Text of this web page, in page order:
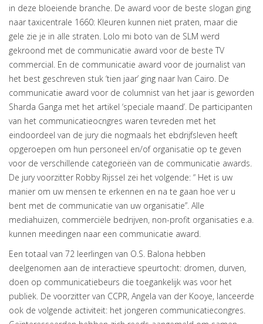
in deze bloeiende branche. De award voor de beste slogan ging
naar taxicentrale 1660: Kleuren kunnen niet praten, maar die
gele zie je in alle straten. Lolo mi boto van de SLM werd
gekroond met de communicatie award voor de beste TV
commercial. En de communicatie award voor de journalist van
het best geschreven stuk ‘tien jaar’ ging naar Ivan Cairo. De
communicatie award voor de columnist van het jaar is geworden
Sharda Ganga met het artikel ‘speciale maand’. De participanten
van het communicatieocngres waren tevreden met het
eindoordeel van de jury die nogmaals het ebdrijfsleven heeft
opgeroepen om hun personeel en/of organisatie op te geven
voor de verschillende categorieën van de communicatie awards.
De jury voorzitter Robby Rijssel zei het volgende: “ Het is uw
manier om uw mensen te erkennen en na te gaan hoe ver u
bent met de communicatie van uw organisatie”. Alle
mediahuizen, commerciële bedrijven, non-profit organisaties e.a.
kunnen meedingen naar een communicatie award.
Een totaal van 72 leerlingen van O.S. Balona hebben
deelgenomen aan de interactieve speurtocht: dromen, durven,
doen op communicatiebeurs die toegankelijk was voor het
publiek. De voorzitter van CCPR, Angela van der Kooye, lanceerde
ook de volgende activiteit: het jongeren communicatiecongres.